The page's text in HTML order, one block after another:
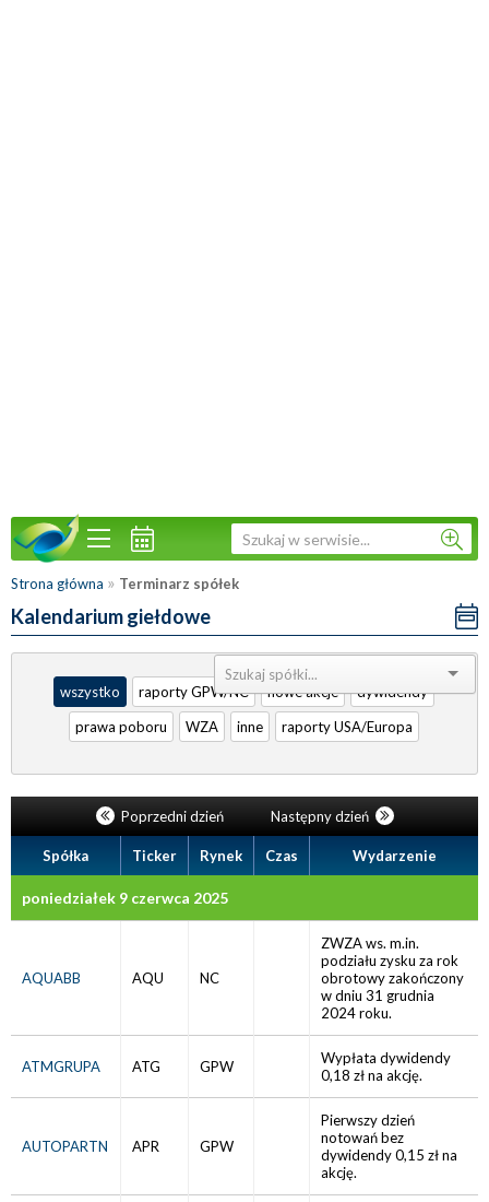
Strona główna » Terminarz spółek
Kalendarium giełdowe
Sortuj:
wszystko
raporty GPW/NC nowe akcje
dywidendy
prawa poboru
WZA inne raporty USA/Europa
Poprzedni dzień Następny dzień
Spółka Ticker Rynek Czas Wydarzenie
poniedziałek 9 czerwca 2025
AQUABB AQU NC
ZWZA ws. m.in.
podziału zysku za rok
obrotowy zakończony
w dniu 31 grudnia
2024 roku.
ATMGRUPA ATG GPW
Wypłata dywidendy
0,18 zł na akcję.
AUTOPARTN APR GPW
Pierwszy dzień
notowań bez
dywidendy 0,15 zł na
akcję.